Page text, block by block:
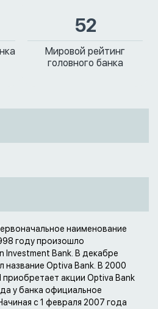
52
Мировой рейтинг
головного банка
наименование
году произошло
Investment Bank. В декабре
название Optiva Bank. В 2000
приобретает акции Optiva Bank
у банка официальное
с 1 февраля 2007 года